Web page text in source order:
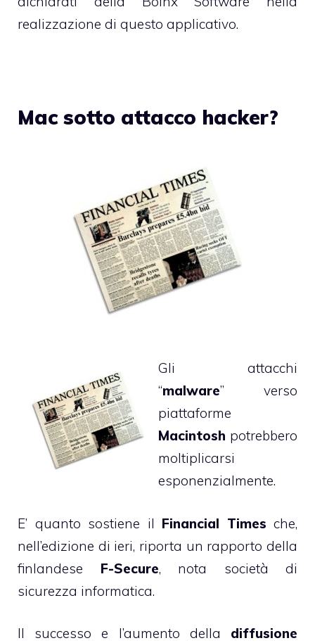
realizzazione di questo applicativo.
Mac sotto attacco hacker?
Gli attacchi
“malware” verso
piattaforme
Macintosh potrebbero
moltiplicarsi
esponenzialmente.
E’ quanto sostiene il Financial Times che,
nell’edizione di ieri, riporta un rapporto della
finlandese F-Secure, nota società di
sicurezza informatica.
Il successo e l’aumento della diffusione